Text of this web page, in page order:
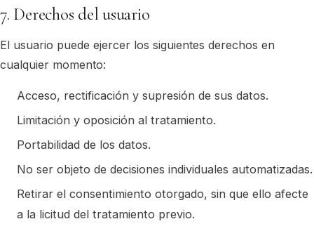
7. Derechos del usuario
El usuario puede ejercer los siguientes derechos en
cualquier momento:
Acceso, rectificación y supresión de sus datos.
Limitación y oposición al tratamiento.
Portabilidad de los datos.
No ser objeto de decisiones individuales automatizadas.
Retirar el consentimiento otorgado, sin que ello afecte
a la licitud del tratamiento previo.